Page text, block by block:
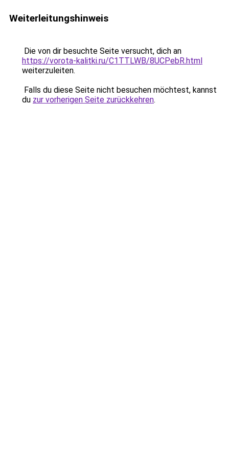
Weiterleitungshinweis
Die von dir besuchte Seite versucht, dich an
https://vorota-kalitki.ru/C1TTLWB/8UCPebR.html
weiterzuleiten.
Falls du diese Seite nicht besuchen möchtest, kannst
du zur vorherigen Seite zurückkehren.